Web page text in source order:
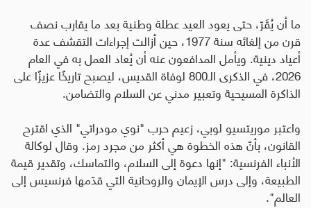
ما أن يُقَرّ، حتى يعود العيد عطلة وطنية بعد ما يقارب نصف
قرن من إلغائه سنة 1977، حين أزالت إجراءات التقشف عدة
أعياد دينية. ويأمل المدافعون عنه أن يُعاد العمل به في العام
2026، في الذكرى الـ800 لوفاة القديس، ليصبح تاريخًا عزيزًا على
الذاكرة المسيحية وتعبير مدني عن السلام والتضامن.
واعتبر موريتسيو لوبي، زعيم حرب "نوي مودراتي" الذي اقترح
القانون، بأنّ هذه الخطوة هي أكثر من مجرد رمز. وقال لوكالة
الأنباء الفرنسية: "إنها دعوة إلى السلام، والتماسك، وتقدير قيمة
الطبيعة، وإلى درس الإيمان والروحانية التي قدّمها فرنسيس إلى
العالم".